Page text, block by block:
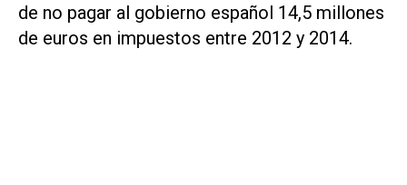
de no pagar al gobierno español 14,5 millones
de euros en impuestos entre 2012 y 2014.